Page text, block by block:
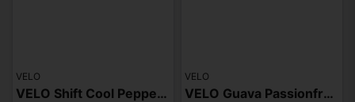
VELO
VELO Shift Cool Peppermint
VELO
VELO Guava Passionfruit Slim